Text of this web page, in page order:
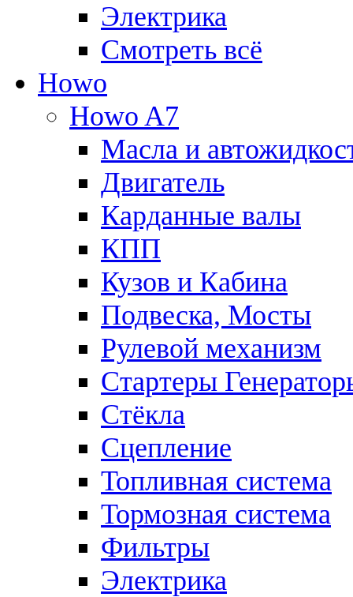
Электрика
Смотреть всё
Howo
Howo A7
Масла и
Двигатель
Карданные валы
КПП
Кузов и Кабина
Подвеска, Мосты
Рулевой механизм
Стартеры
Стёкла
Сцепление
Топливная система
Тормозная система
Фильтры
Электрика